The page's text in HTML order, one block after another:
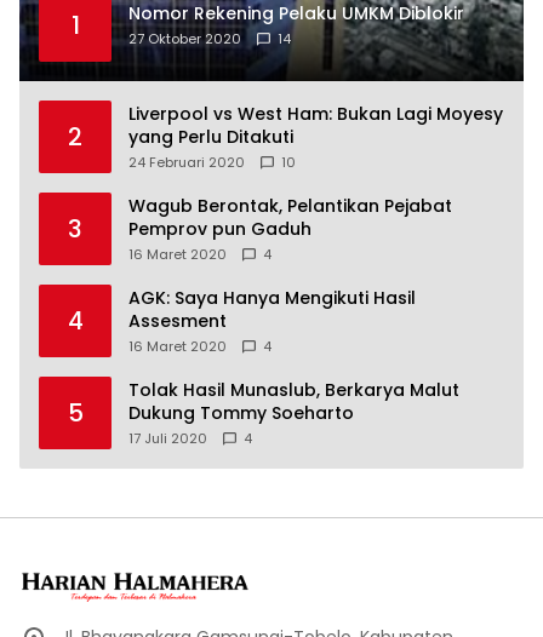
1 Nomor Rekening Pelaku UMKM Diblokir
27 Oktober 2020 14
2
Liverpool vs West Ham: Bukan Lagi Moyesy
yang Perlu Ditakuti
24 Februari 2020 10
3
Wagub Berontak, Pelantikan Pejabat
Pemprov pun Gaduh
16 Maret 2020 4
4
AGK: Saya Hanya Mengikuti Hasil
Assesment
16 Maret 2020 4
5
Tolak Hasil Munaslub, Berkarya Malut
Dukung Tommy Soeharto
17 Juli 2020 4